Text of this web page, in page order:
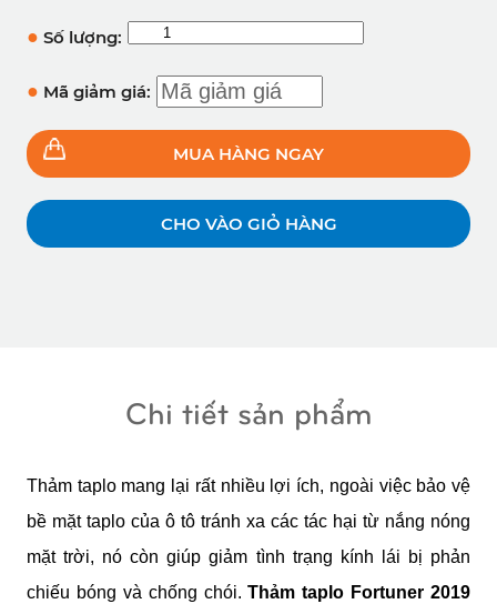
● Số lượng:
● Mã giảm giá:
MUA HÀNG NGAY
CHO VÀO GIỎ HÀNG
Chi tiết sản phẩm
Thảm taplo mang lại rất nhiều lợi ích, ngoài việc bảo vệ
bề mặt taplo của ô tô tránh xa các tác hại từ nắng nóng
mặt trời, nó còn giúp giảm tình trạng kính lái bị phản
chiếu bóng và chống chói. Thảm taplo Fortuner 2019